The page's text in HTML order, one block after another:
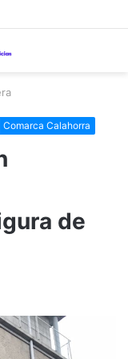
Comarca Calahorra
de